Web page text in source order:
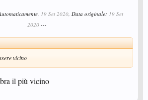
19 Set 2020, Data originale: 19 Set
2020---
vicino
il più vicino